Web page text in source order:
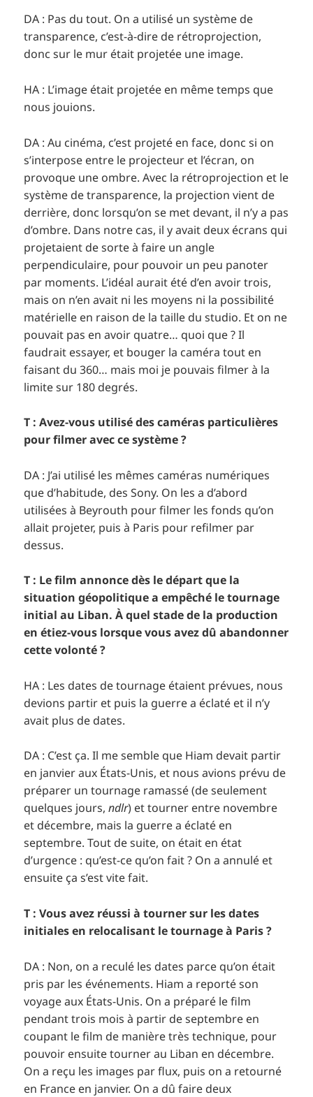
DA : Pas du tout. On a utilisé un système de
transparence, c’est-à-dire de rétroprojection,
donc sur le mur était projetée une image.
HA : L’image était projetée en même temps que
nous jouions.
DA : Au cinéma, c’est projeté en face, donc si on
s’interpose entre le projecteur et l’écran, on
provoque une ombre. Avec la rétroprojection et le
système de transparence, la projection vient de
derrière, donc lorsqu’on se met devant, il n’y a pas
d’ombre. Dans notre cas, il y avait deux écrans qui
projetaient de sorte à faire un angle
perpendiculaire, pour pouvoir un peu panoter
par moments. L’idéal aurait été d’en avoir trois,
mais on n’en avait ni les moyens ni la possibilité
matérielle en raison de la taille du studio. Et on ne
pouvait pas en avoir quatre… quoi que ? Il
faudrait essayer, et bouger la caméra tout en
faisant du 360… mais moi je pouvais filmer à la
limite sur 180 degrés.
T : Avez-vous utilisé des caméras particulières
pour filmer avec ce système ?
DA : J’ai utilisé les mêmes caméras numériques
que d’habitude, des Sony. On les a d’abord
utilisées à Beyrouth pour filmer les fonds qu’on
allait projeter, puis à Paris pour refilmer par
dessus.
T : Le film annonce dès le départ que la
situation géopolitique a empêché le tournage
initial au Liban. À quel stade de la production
en étiez-vous lorsque vous avez dû abandonner
cette volonté ?
HA : Les dates de tournage étaient prévues, nous
devions partir et puis la guerre a éclaté et il n’y
avait plus de dates.
DA : C’est ça. Il me semble que Hiam devait partir
en janvier aux États-Unis, et nous avions prévu de
préparer un tournage ramassé (de seulement
quelques jours,ndlr) et tourner entre novembre
et décembre, mais la guerre a éclaté en
septembre. Tout de suite, on était en état
d’urgence : qu’est-ce qu’on fait ? On a annulé et
ensuite ça s’est vite fait.
T : Vous avez réussi à tourner sur les dates
initiales en relocalisant le tournage à Paris ?
DA : Non, on a reculé les dates parce qu’on était
pris par les événements. Hiam a reporté son
voyage aux États-Unis. On a préparé le film
pendant trois mois à partir de septembre en
coupant le film de manière très technique, pour
pouvoir ensuite tourner au Liban en décembre.
On a reçu les images par flux, puis on a retourné
en France en janvier. On a dû faire deux